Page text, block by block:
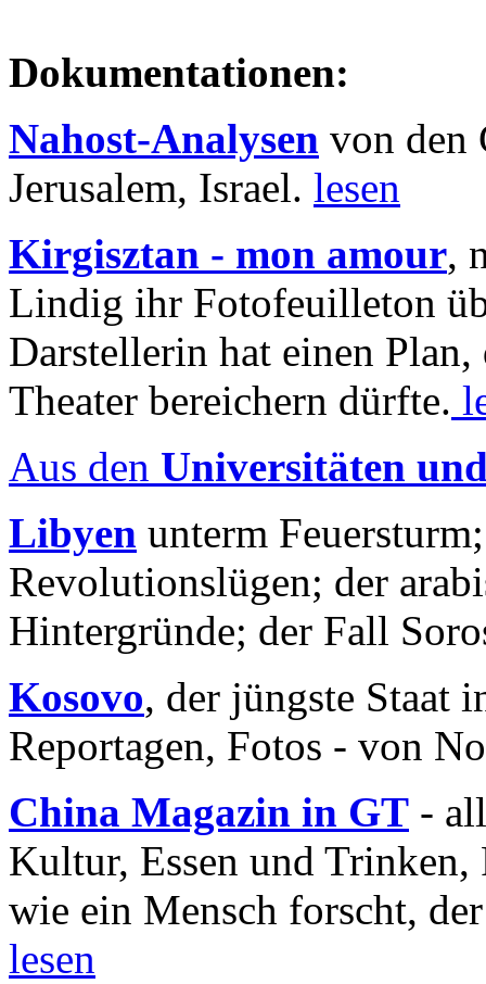
Dokumentationen:
Nahost-Analysen von den
Jerusalem, Israel. lesen
Kirgisztan - mon amour,
Lindig ihr Fotofeuilleton
Darstellerin hat einen Plan,
Theater bereichern dürfte.
Aus den Universitäten
Libyen unterm
Revolutionslügen; der
Hintergründe; der Fall
Kosovo, der jüngste Staat
Reportagen, Fotos - von
China Magazin in GT -
Kultur, Essen und
wie ein Mensch forscht,
lesen